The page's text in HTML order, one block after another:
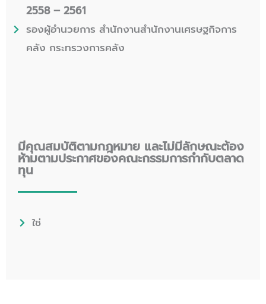
2558 – 2561
รองผู้อำนวยการ สำนักงานสำนักงานเศรษฐกิจการ
คลัง กระทรวงการคลัง
มีคุณสมบัติตามกฎหมาย และไม่มีลักษณะต้อง
ห้ามตามประกาศของคณะกรรมการกำกับตลาด
ทุน
ใช่